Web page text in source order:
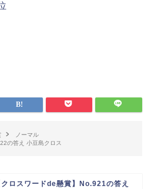
ノーマル
の答え 小豆島クロス
クロスワードde懸賞】No.921の答え